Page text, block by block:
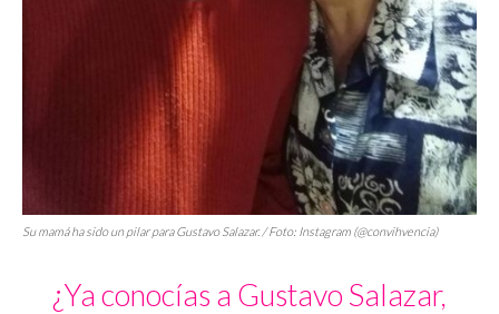
Su mamá ha sido un pilar para Gustavo Salazar. / Foto: Instagram (@convihvencia)
¿Ya conocías a Gustavo Salazar,